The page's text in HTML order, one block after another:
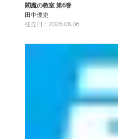
閻魔の教室 第6巻
田中優吏
発売日：2026.08.06